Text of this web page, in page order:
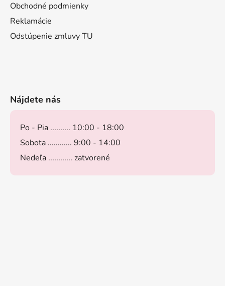
Obchodné podmienky
Reklamácie
Odstúpenie zmluvy TU
Nájdete nás
Po - Pia .......... 10:00 - 18:00
Sobota ............ 9:00 - 14:00
Nedeľa ............ zatvorené